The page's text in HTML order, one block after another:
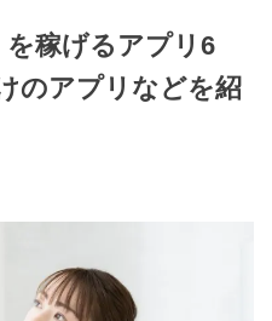
稼げるアプリ6
のアプリなどを紹